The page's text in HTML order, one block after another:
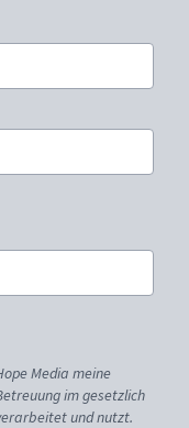
Media meine
im gesetzlich
und nutzt.